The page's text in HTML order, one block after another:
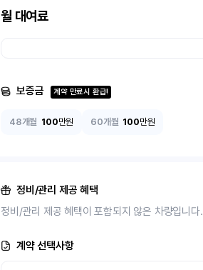
월 대여료
보증금 계약 만료시 환급!
48개월 100만원 60개월 100만원
정비/관리 제공 혜택
정비/관리 제공 혜택이 포함되지 않은 차량입니다.
계약 선택사항